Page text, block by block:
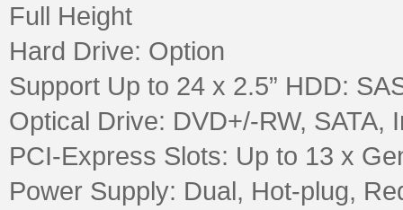
Full Height
Hard Drive: Option
Support Up to 24 x 2.5” HDD:
Optical Drive: DVD+/-RW, SATA,
PCI-Express Slots: Up to 13 x
Power Supply: Dual, Hot-plug,